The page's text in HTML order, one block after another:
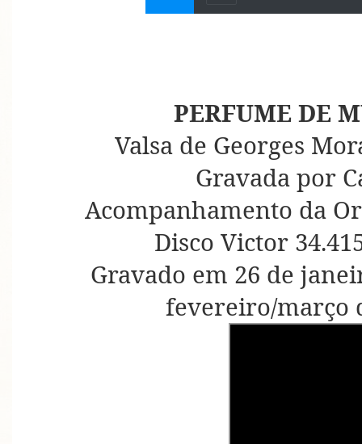
PERFUME DE
Valsa de Georges
Gravada por
Acompanhamento da
Disco Victor
Gravado em 26 de
fevereiro/março